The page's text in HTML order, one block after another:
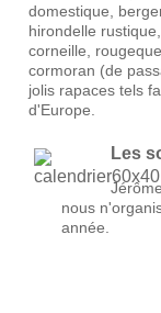
domestique,
hirondelle
corneille,
cormoran (de
jolis rapaces tels
d'Europe.
Les
nous
année.